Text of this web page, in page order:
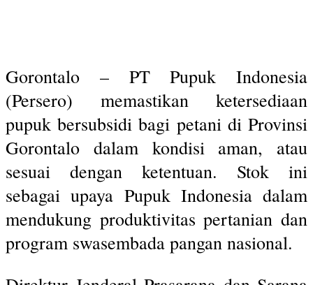
Gorontalo – PT Pupuk Indonesia
(Persero) memastikan ketersediaan
pupuk bersubsidi bagi petani di Provinsi
Gorontalo dalam kondisi aman, atau
sesuai dengan ketentuan. Stok ini
sebagai upaya Pupuk Indonesia dalam
mendukung produktivitas pertanian dan
program swasembada pangan nasional.